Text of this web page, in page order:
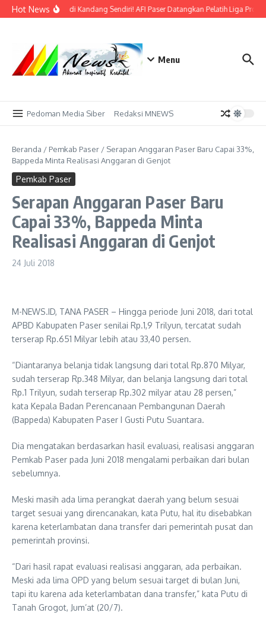
Lewati ke konten
Hot NewsBidik Emas di Kandang Sendiri! AFI Paser Datangkan Pelatih Liga
Menu
Pedoman Media Siber Redaksi MNEWS
Beranda / Pemkab Paser / Serapan Anggaran Paser Baru Capai 33%,
Bappeda Minta Realisasi Anggaran di Genjot
Pemkab Paser
Serapan Anggaran Paser Baru
Capai 33%, Bappeda Minta
Realisasi Anggaran di Genjot
24 Juli 2018
M-NEWS.ID, TANA PASER – Hingga periode Juni 2018, dari total
APBD Kabupaten Paser senilai Rp.1,9 Trilyun, tercatat sudah
terserap Rp.651 Milyar lebih atau 33,40 persen.
“Diantaranya belanja tidak langsung dari total Rp.870 Milyar,
sudah terserap Rp.348 Milyar, dan belanja langsung dari total
Rp.1 Trilyun, sudah terserap Rp.302 milyar atau 28 persen,”
kata Kepala Badan Perencanaan Pembangunan Daerah
(Bappeda) Kabupaten Paser I Gusti Putu Suantara.
Dia mengatakan berdasarkan hasil evaluasi, realisasi anggaran
Pemkab Paser pada Juni 2018 mengalami perbaikan dari bulan
sebelumnya.
Meski masih ada lima perangkat daerah yang belum sesuai
target sesuai yang direncanakan, kata Putu, hal itu disebabkan
karena keterlambatan dana transfer dari pemerintah pusat dan
pemerintah provinsi.
“Dari hasil rapat evaluasi realisasi anggaran, ada perbaikan.
Meski ada lima OPD yang belum sesuai target di bulan Juni,
tapi itu karena ada keterlambatan dana transfer,” kata Putu di
Tanah Grogot, Jum’at (20/7).